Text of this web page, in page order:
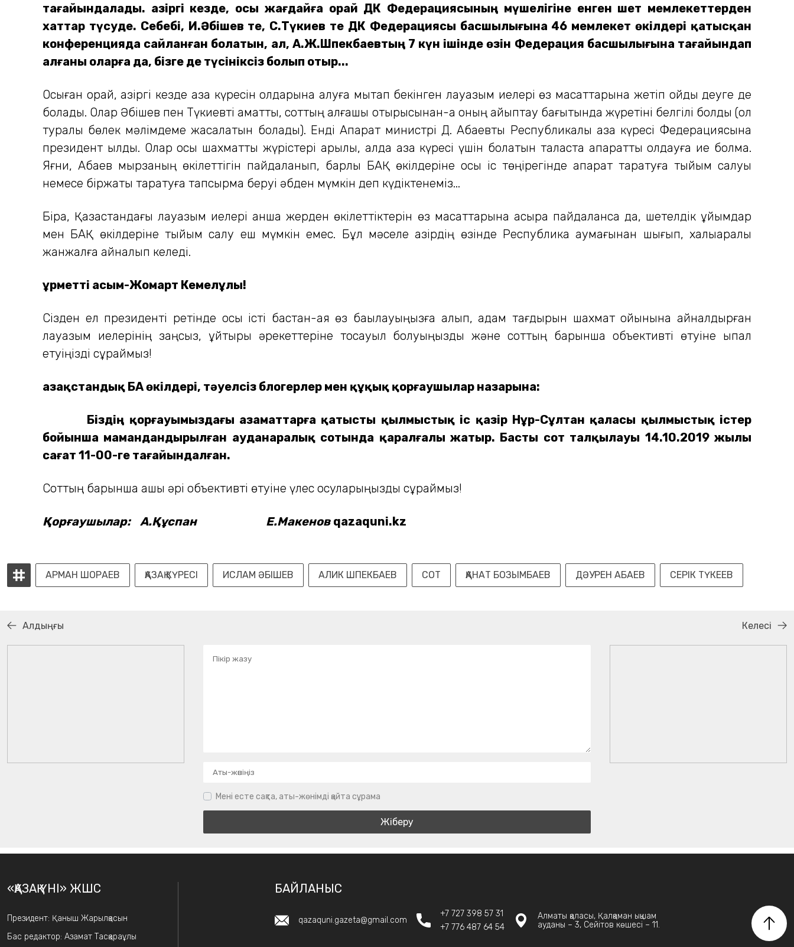
тағайындалады. Қазіргі кезде, осы жағдайға орай ДҚК Федерациясының мүшелігіне енген шет мемлекеттерден
хаттар түсуде. Себебі, И.Әбішев те, С.Түкиев те ДҚК Федерациясы басшылығына 46 мемлекет өкілдері қатысқан
конференцияда сайланған болатын, ал, А.Ж.Шпекбаевтың 7 күн ішінде өзін Федерация басшылығына тағайындап
алғаны оларға да, бізге де түсініксіз болып отыр...
Осыған орай, қазіргі кезде қазақ күресін қолдарына алуға мықтап бекінген лауазым иелері өз мақсаттарына жетіп қойды деуге де
болады. Олар Әбішев пен Түкиевті қаматты, соттың алғашқы отырысынан-ақ оның айыптау бағытында жүретіні белгілі болды (ол
туралы бөлек мәлімдеме жасалатын болады). Енді Ақпарат министрі Д. Абаевты Республикалық қазақ күресі Федерациясына
президент қылды. Олар осы шахматтық жүрістері арқылы, алда қазақ күресі үшін болатын таласта ақпараттық қолдауға ие болмақ.
Яғни, Абаев мырзаның өкілеттігін пайдаланып, барлық БАҚ өкілдеріне осы іс төңірегінде ақпарат таратуға тыйым салуы
немесе біржақты таратуға тапсырма беруі әбден мүмкін деп күдіктенеміз...
Бірақ, Қазақстандағы лауазым иелері қанша жерден өкілеттіктерін өз мақсаттарына асыра пайдаланса да, шетелдік ұйымдар
мен БАҚ өкілдеріне тыйым салу еш мүмкін емес. Бұл мәселе қазірдің өзінде Республика аумағынан шығып, халықаралық
жанжалға айналып келеді.
Құрметті Қасым-Жомарт Кемелұлы!
Сізден ел президенті ретінде осы істі бастан-аяқ өз бақылауыңызға алып, адам тағдырын шахмат ойынына айналдырған
лауазым иелерінің заңсыз, құйтырқы әрекеттеріне тосқауыл болуыңызды және соттың барынша объективті өтуіне ықпал
етуіңізді сұраймыз!
Қазақстандық БАҚ өкілдері, тәуелсіз блогерлер мен құқық қорғаушылар назарына:
Біздің қорғауымыздағы азаматтарға қатысты қылмыстық іс қазір Нұр-Сұлтан қаласы қылмыстық істер
бойынша мамандандырылған ауданаралық сотында қаралғалы жатыр. Басты сот талқылауы 14.10.2019 жылы
сағат 11-00-ге тағайындалған.
Соттың барынша ашық әрі объективті өтуіне үлес қосуларыңызды сұраймыз!
Қорғаушылар: А.Құспан Е.Макенов qazaquni.kz
АРМАН ШОРАЕВ ҚАЗАҚ КҮРЕСІ ИСЛАМ ӘБІШЕВ АЛИК ШПЕКБАЕВ СОТ ҚАНАТ БОЗЫМБАЕВ ДӘУРЕН АБАЕВ СЕРІК ТҮКЕЕВ
Алдыңғы Келесі
Мені есте сақта, аты-жөнімді қайта сұрама
«ҚАЗАҚ ҮНІ» ЖШС
Президент: Қаныш Жарылқасын
Бас редактор: Азамат Тасқараұлы
БАЙЛАНЫС
qazaquni.gazeta@gmail.com
+7 727 398 57 31
+7 776 487 64 54
Алматы қаласы, Қалқаман ықшам
ауданы – 3, Сейітов көшесі – 11.